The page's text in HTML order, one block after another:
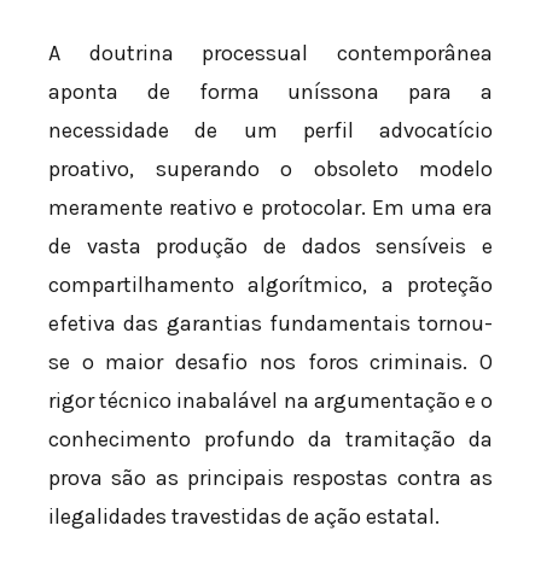
A doutrina processual contemporânea
aponta de forma uníssona para a
necessidade de um perfil advocatício
proativo, superando o obsoleto modelo
meramente reativo e protocolar. Em uma era
de vasta produção de dados sensíveis e
compartilhamento algorítmico, a proteção
efetiva das garantias fundamentais tornou-
se o maior desafio nos foros criminais. O
rigor técnico inabalável na argumentação e o
conhecimento profundo da tramitação da
prova são as principais respostas contra as
ilegalidades travestidas de ação estatal.